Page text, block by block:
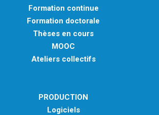
Formation continue
Formation doctorale
Thèses en cours
MOOC
Ateliers collectifs
PRODUCTION
Logiciels